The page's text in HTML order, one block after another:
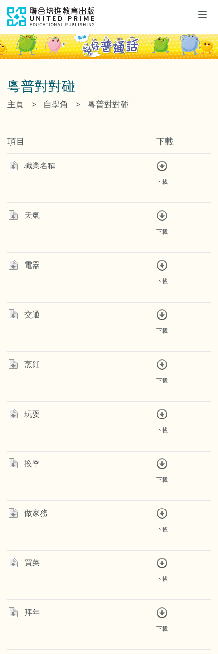
粵普對對碰
主頁 > 自學角 > 粵普對對碰
項目 下載
職業名稱
下載
天氣
下載
電器
下載
交通
下載
烹飪
下載
玩耍
下載
換季
下載
做家務
下載
買菜
下載
拜年
下載